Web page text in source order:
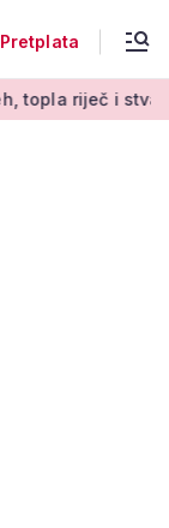
Pretplata
novih